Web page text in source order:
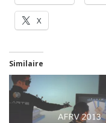
X
Similaire